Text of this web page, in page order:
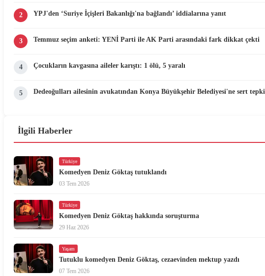
2 YPJ'den ‘Suriye İçişleri Bakanlığı'na bağlandı’ iddialarına yanıt
3 Temmuz seçim anketi: YENİ Parti ile AK Parti arasındaki fark dikkat çekti
4 Çocukların kavgasına aileler karıştı: 1 ölü, 5 yaralı
5 Dedeoğulları ailesinin avukatından Konya Büyükşehir Belediyesi'ne sert tepki
İlgili Haberler
Türkiye
Komedyen Deniz Göktaş tutuklandı
03 Tem 2026
Türkiye
Komedyen Deniz Göktaş hakkında soruşturma
29 Haz 2026
Yaşam
Tutuklu komedyen Deniz Göktaş, cezaevinden mektup yazdı
07 Tem 2026